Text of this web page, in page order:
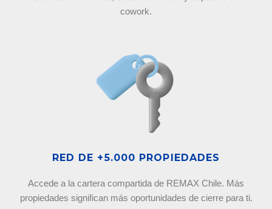
cowork.
RED DE +5.000 PROPIEDADES
Accede a la cartera compartida de REMAX Chile. Más
propiedades significan más oportunidades de cierre para ti.